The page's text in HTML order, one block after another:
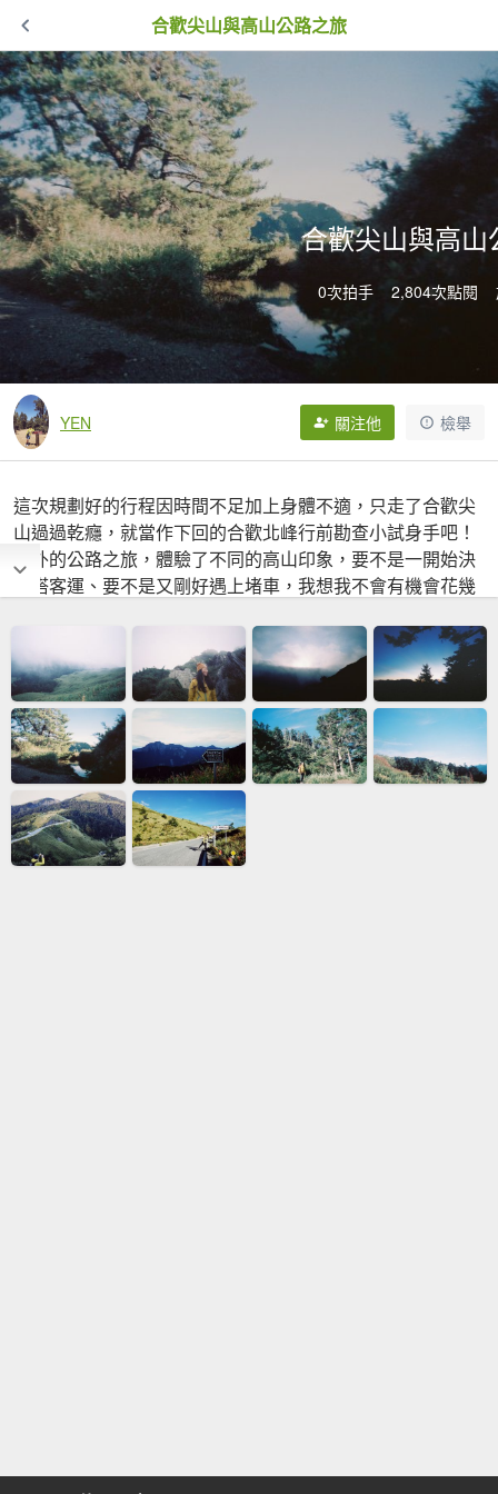
合歡尖山與高山公路之旅
合歡尖山與高山
0次拍手 2,804次點閱
YEN 關注他 檢舉
這次規劃好的行程因時間不足加上身體不適，只走了合歡尖
山過過乾癮，就當作下回的合歡北峰行前勘查小試身手吧！
意外的公路之旅，體驗了不同的高山印象，要不是一開始決
定搭客運、要不是又剛好遇上堵車，我想我不會有機會花幾